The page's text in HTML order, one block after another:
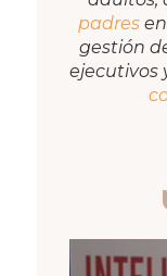
padres
gestión
ejecutivos